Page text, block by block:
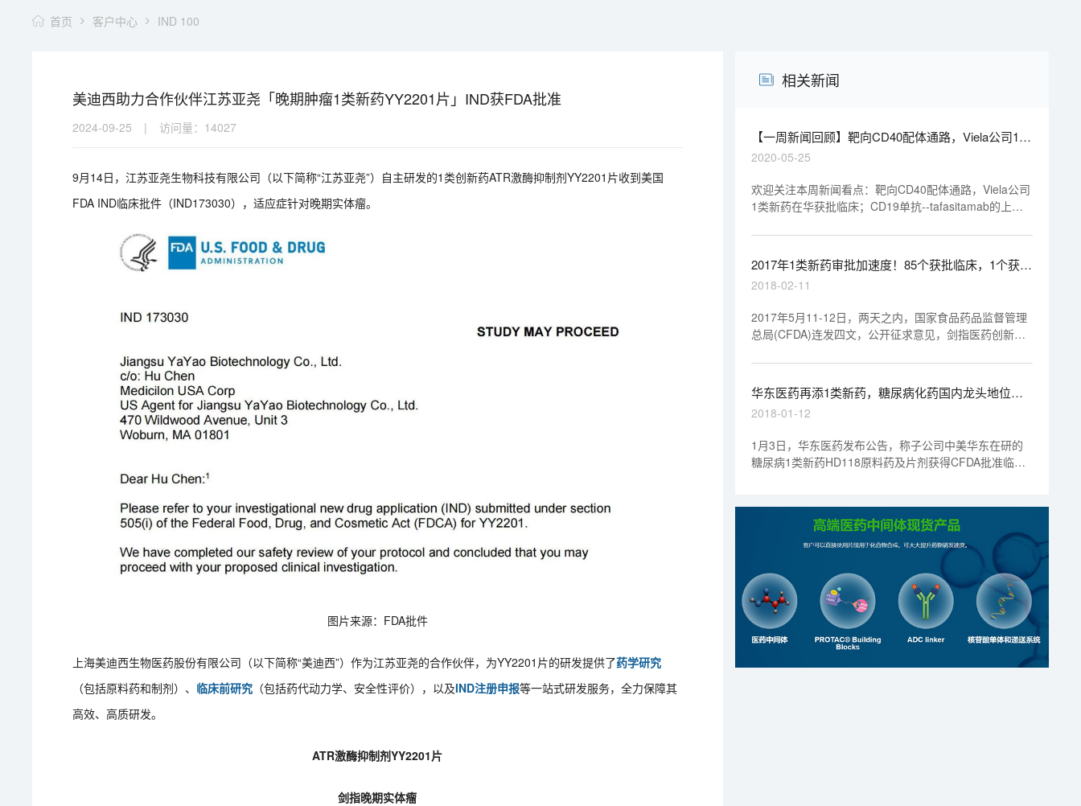
首页 客户中心 IND 100
美迪西助力合作伙伴江苏亚尧「晚期肿瘤1类新药YY2201片」IND获FDA批准
2024-09-25 | 访问量： 14027
9月14日，江苏亚尧生物科技有限公司（以下简称“江苏亚尧”）自主研发的1类创新药ATR激酶抑制剂YY2201片收到美国
FDA IND临床批件（IND173030），适应症针对晚期实体瘤。
图片来源：FDA批件
上海美迪西生物医药股份有限公司（以下简称“美迪西”）作为江苏亚尧的合作伙伴，为YY2201片的研发提供了药学研究
（包括原料药和制剂）、 临床前研究 （包括药代动力学、安全性评价），以及IND注册申报等一站式研发服务，全力保障其
高效、高质研发。
ATR激酶抑制剂YY2201片
剑指晚期实体瘤
相关新闻
【一周新闻回顾】靶向CD40配体通路，Viela公司1类
新药在华获批临床
2020-05-25
欢迎关注本周新闻看点：靶向CD40配体通路，Viela公司
1类新药在华获批临床；CD19单抗--tafasitamab的上市
布A轮融资6000万美元；HotSpot Therapeutics公司宣布
完成6500万美元B轮融资；开发创新蛋白降解疗法，罗氏
达成数十亿美元合作；绿叶制药和Alvogen达成思瑞康韩
国市场分销合作等。
2017年1类新药审批加速度！85个获批临床，1个获批
生产
2018-02-11
2017年5月11-12日，两天之内，国家食品药品监督管理
总局(CFDA)连发四文，公开征求意见，剑指医药创新和
药研发环境，整个医药界全年几乎都沉浸在一种兴奋的情
绪中。
华东医药再添1类新药，糖尿病化药国内龙头地位稳
如泰山
2018-01-12
1月3日，华东医药发布公告，称子公司中美华东在研的
糖尿病1类新药HD118原料药及片剂获得CFDA批准临